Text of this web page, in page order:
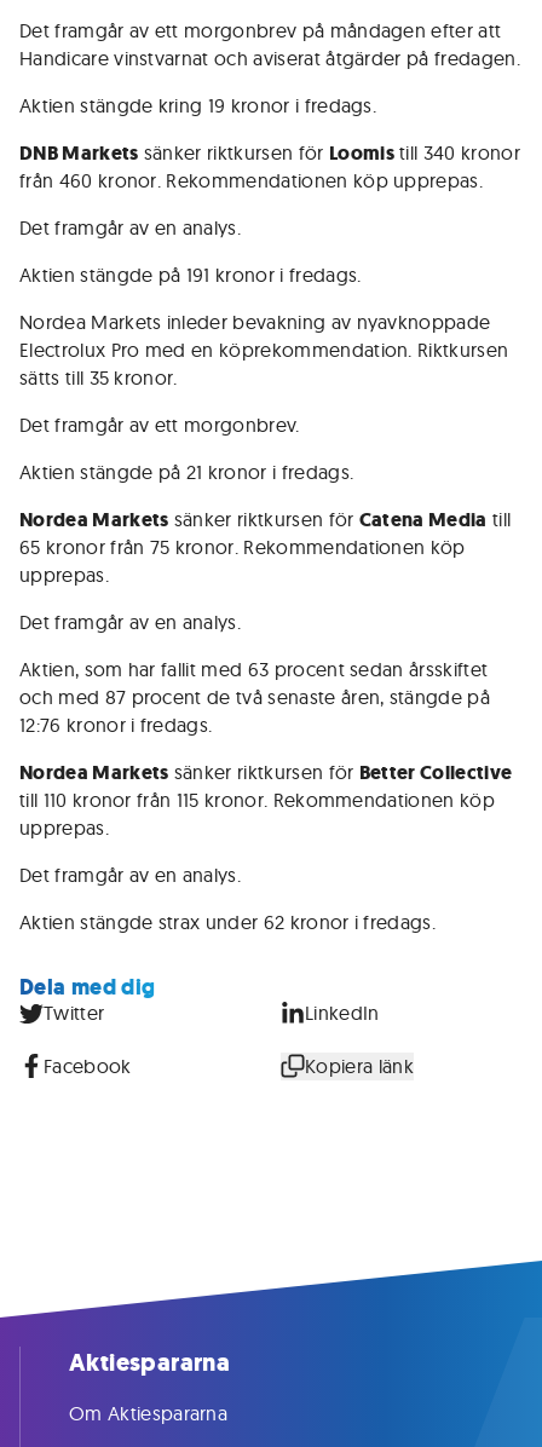
Det framgår av ett morgonbrev på måndagen efter att
Handicare vinstvarnat och aviserat åtgärder på fredagen.
Aktien stängde kring 19 kronor i fredags.
DNB Markets sänker riktkursen för Loomistill 340 kronor
från 460 kronor. Rekommendationen köp upprepas.
Det framgår av en analys.
Aktien stängde på 191 kronor i fredags.
Nordea Markets inleder bevakning av nyavknoppade
Electrolux Pro med en köprekommendation. Riktkursen
sätts till 35 kronor.
Det framgår av ett morgonbrev.
Aktien stängde på 21 kronor i fredags.
Nordea Markets sänker riktkursen för Catena Media till
65 kronor från 75 kronor. Rekommendationen köp
upprepas.
Det framgår av en analys.
Aktien, som har fallit med 63 procent sedan årsskiftet
och med 87 procent de två senaste åren, stängde på
12:76 kronor i fredags.
Nordea Markets sänker riktkursen för Better Collective
till 110 kronor från 115 kronor. Rekommendationen köp
upprepas.
Det framgår av en analys.
Aktien stängde strax under 62 kronor i fredags.
Dela med dig
Twitter LinkedIn
Facebook Kopiera länk
Aktiespararna
Om Aktiespararna